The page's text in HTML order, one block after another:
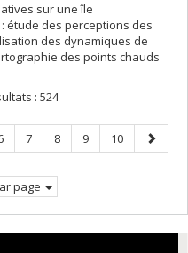
sur une île
étude des perceptions des
des dynamiques de
des points chauds
: 524
Page
7 Page
8 Page
9 Page
10
Page
page